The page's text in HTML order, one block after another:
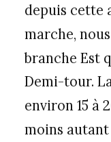
depuis cette
marche,
branche Est
Demi-tour.
environ 15 à
moins